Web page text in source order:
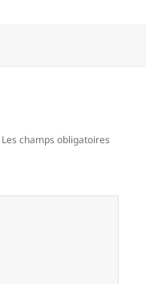
Les champs obligatoires